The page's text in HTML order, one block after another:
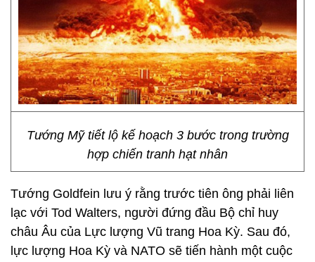
Tướng Mỹ tiết lộ kế hoạch 3 bước trong trường
hợp chiến tranh hạt nhân
Tướng Goldfein lưu ý rằng trước tiên ông phải liên
lạc với Tod Walters, người đứng đầu Bộ chỉ huy
châu Âu của Lực lượng Vũ trang Hoa Kỳ. Sau đó,
lực lượng Hoa Kỳ và NATO sẽ tiến hành một cuộc